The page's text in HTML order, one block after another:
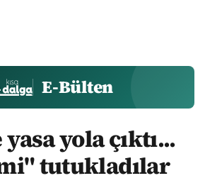
E-Bülten
yola çıktı...
tutukladılar